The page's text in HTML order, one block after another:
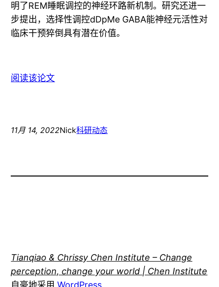
明了REM睡眠调控的神经环路新机制。研究还进一
步提出，选择性调控dDpMe GABA能神经元活性对
临床干预猝倒具有潜在价值。
阅读该论文
11月 14, 2022Nick科研动态
Tianqiao & Chrissy Chen Institute – Change
perception, change your world | Chen Institute
自豪地采用WordPress